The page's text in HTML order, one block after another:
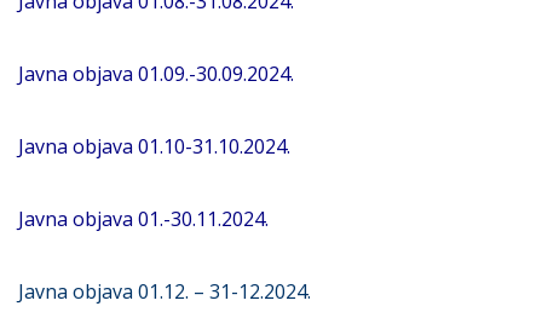
Javna objava 01.09.-30.09.2024.
Javna objava 01.10-31.10.2024.
Javna objava 01.-30.11.2024.
Javna objava 01.12. – 31-12.2024.